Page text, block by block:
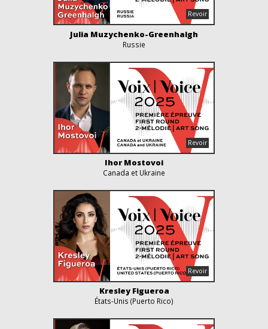
Julia Muzychenko-Greenhalgh
Russie
Ihor Mostovoi
Canada et Ukraine
Kresley Figueroa
États-Unis (Puerto Rico)